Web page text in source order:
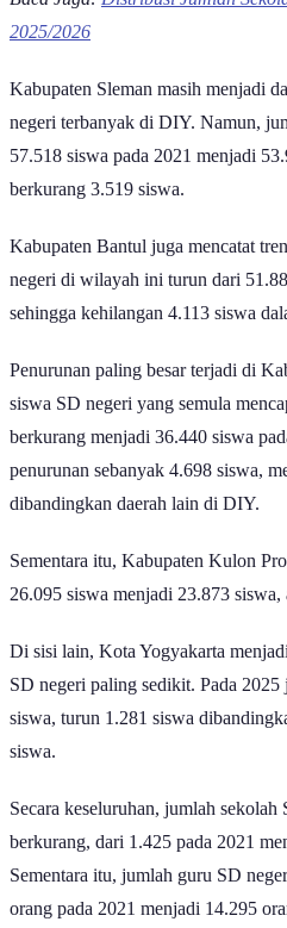
2025/2026
Kabupaten Sleman masih menjadi
negeri terbanyak di DIY. Namun,
57.518 siswa pada 2021 menjadi
berkurang 3.519 siswa.
Kabupaten Bantul juga mencatat
negeri di wilayah ini turun dari
sehingga kehilangan 4.113 siswa
Penurunan paling besar terjadi di
siswa SD negeri yang semula
berkurang menjadi 36.440 siswa
penurunan sebanyak 4.698 siswa,
dibandingkan daerah lain di DIY.
Sementara itu, Kabupaten Kulon
26.095 siswa menjadi 23.873
Di sisi lain, Kota Yogyakarta
SD negeri paling sedikit. Pada
siswa, turun 1.281 siswa
siswa.
Secara keseluruhan, jumlah
berkurang, dari 1.425 pada 2021
Sementara itu, jumlah guru SD
orang pada 2021 menjadi 14.295